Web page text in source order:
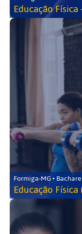
Educação Física
Formiga-MG •
Educação